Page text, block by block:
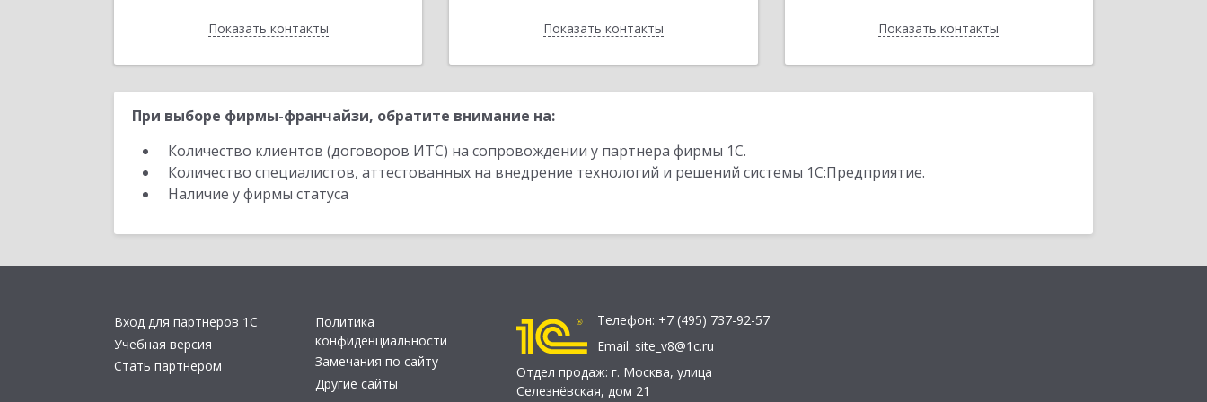
Показать контакты
Назад Показать контакты
Назад Показать контакты
Назад
При выборе фирмы-франчайзи, обратите внимание на:
Количество клиентов (договоров ИТС) на сопровождении у партнера фирмы 1С.
Количество специалистов, аттестованных на внедрение технологий и решений системы 1С:Предприятие.
Наличие у фирмы статуса
Вход для партнеров 1С
Учебная версия
Стать партнером
Политика
конфиденциальности
Замечания по сайту
Другие сайты
Телефон: +7 (495) 737-92-57
Email: site_v8@1c.ru
Отдел продаж: г. Москва, улица
Селезнёвская, дом 21